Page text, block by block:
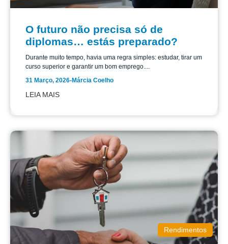
O futuro não precisa só de
diplomas… estás preparado?
Durante muito tempo, havia uma regra simples: estudar, tirar um
curso superior e garantir um bom emprego....
31 Março, 2026-Márcia Coelho
LEIA MAIS
Rendimentos